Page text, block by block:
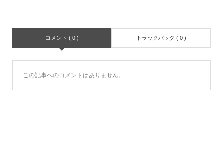
コメント ( 0 ) トラックバック ( 0 )
この記事へのコメントはありません。